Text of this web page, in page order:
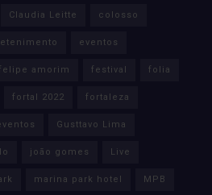
Claudia Leitte colosso
eventos
amorim festival folia
fortal 2022 fortaleza
Gusttavo Lima
joão gomes Live
marina park hotel MPB